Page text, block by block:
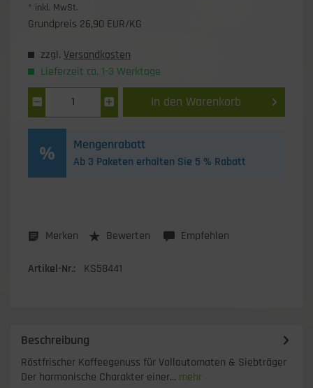
* inkl. MwSt.
Grundpreis 26,90 EUR/KG
zzgl. Versandkosten
Lieferzeit ca. 1-3 Werktage
1 In den Warenkorb
Mengenrabatt
Ab 3 Paketen erhalten Sie 5 % Rabatt
Merken Bewerten Empfehlen
Artikel-Nr.: KS58441
Beschreibung
Röstfrischer Kaffeegenuss für Vollautomaten & Siebträger
Der harmonische Charakter einer... mehr